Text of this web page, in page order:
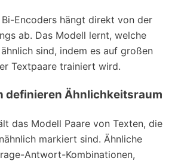
Encoders hängt direkt von der
ab. Das Modell lernt, welche
sind, indem es auf großen
Textpaare trainiert wird.
definieren Ähnlichkeitsraum
das Modell Paare von Texten, die
markiert sind. Ähnliche
Antwort-Kombinationen,